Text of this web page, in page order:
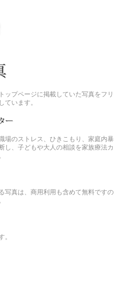
ップページに掲載していた写真をフリ
ています。
場のストレス、ひきこもり、家庭内暴
し、子どもや大人の相談を家族療法カ
写真は、商用利用も含めて無料ですの
。